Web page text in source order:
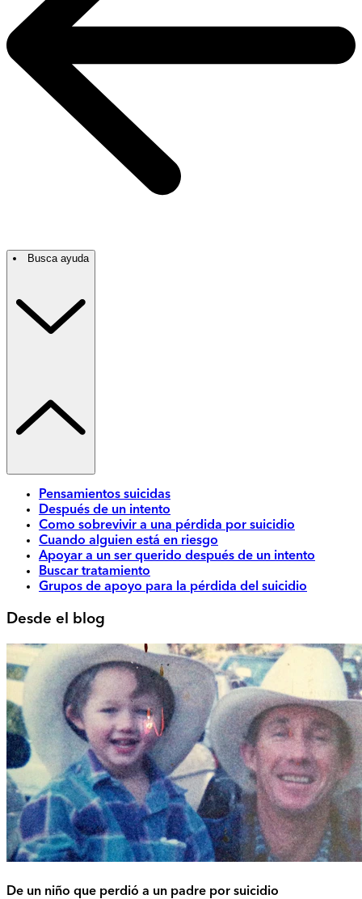
Busca ayuda
Pensamientos suicidas
Después de un intento
Como sobrevivir a una pérdida por suicidio
Cuando alguien está en riesgo
Apoyar a un ser querido después de un intento
Buscar tratamiento
Grupos de apoyo para la pérdida del suicidio
Desde el blog
De un niño que perdió a un padre por suicidio